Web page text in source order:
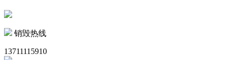
销毁热线
13711115910